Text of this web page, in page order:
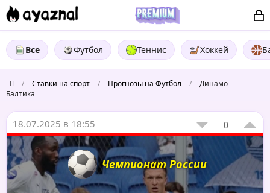
Все Футбол Теннис Хоккей
/ Ставки на спорт / Прогнозы на Футбол /
Динамо —
Балтика
18.07.2025 в 18:55 0
Чемпионат России